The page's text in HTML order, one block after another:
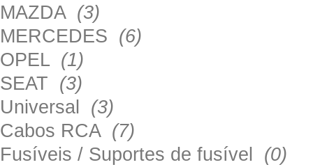
MAZDA (3)
MERCEDES (6)
OPEL (1)
SEAT (3)
Universal (3)
Cabos RCA (7)
Fusíveis / Suportes de fusível (0)